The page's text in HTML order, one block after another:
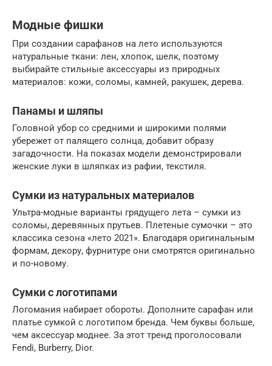
Модные фишки
При создании сарафанов на лето используются
натуральные ткани: лен, хлопок, шелк, поэтому
выбирайте стильные аксессуары из природных
материалов: кожи, соломы, камней, ракушек, дерева.
Панамы и шляпы
Головной убор со средними и широкими полями
убережет от палящего солнца, добавит образу
загадочности. На показах модели демонстрировали
женские луки в шляпках из рафии, текстиля.
Сумки из натуральных материалов
Ультра-модные варианты грядущего лета – сумки из
соломы, деревянных прутьев. Плетеные сумочки – это
классика сезона «лето 2021». Благодаря оригинальным
формам, декору, фурнитуре они смотрятся оригинально
и по-новому.
Сумки с логотипами
Логомания набирает обороты. Дополните сарафан или
платье сумкой с логотипом бренда. Чем буквы больше,
чем аксессуар моднее. За этот тренд проголосовали
Fendi, Burberry, Dior.